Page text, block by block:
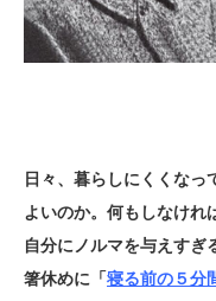
日々、暮らしにくくなっ
よいのか。何もしなけれ
自分にノルマを与えすぎ
箸休めに「寝る前の５分